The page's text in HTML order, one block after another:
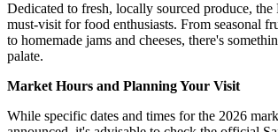
Dedicated to fresh, locally sourced produce, the
must-visit for food enthusiasts. From seasonal
to homemade jams and cheeses, there's
palate.
Market Hours and Planning Your Visit
While specific dates and times for the 2026